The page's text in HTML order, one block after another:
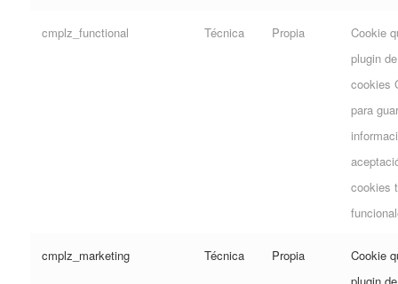
cmplz_functional Técnica Propia
Cookie
plugin
cookies
para
cookies
cmplz_marketing Técnica Propia
Cookie